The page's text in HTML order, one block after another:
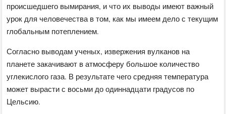
происшедшего вымирания, и что их выводы имеют важный
урок для человечества в том, как мы имеем дело с текущим
глобальным потеплением.
Согласно выводам ученых, извержения вулканов на
планете закачивают в атмосферу большое количество
углекислого газа. В результате чего средняя температура
может вырасти с восьми до одиннадцати градусов по
Цельсию.